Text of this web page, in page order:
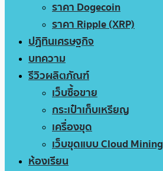
ราคา Dogecoin
ราคา Ripple (XRP)
ปฏิทินเศรษฐกิจ
บทความ
รีวิวผลิตภัณฑ์
เว็บซื้อขาย
กระเป๋าเก็บเหรียญ
เครื่องขุด
เว็บขุดแบบ Cloud Mining
ห้องเรียน